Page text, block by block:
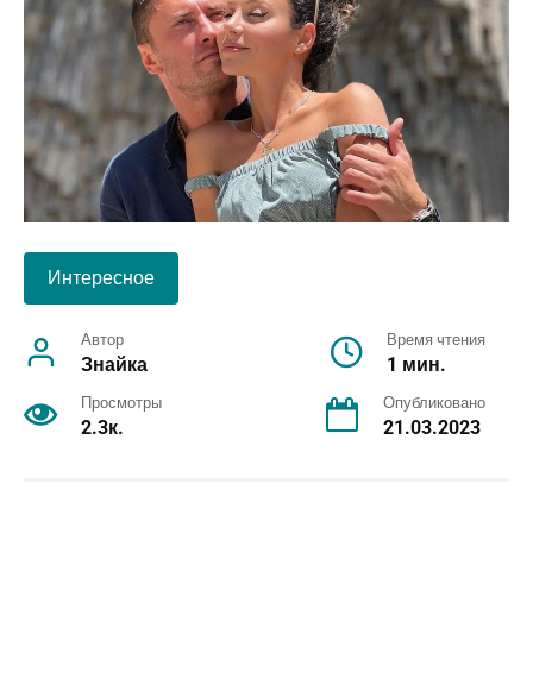
Интересное
Автор
Знайка
Время чтения
1 мин.
Просмотры
2.3к.
Опубликовано
21.03.2023